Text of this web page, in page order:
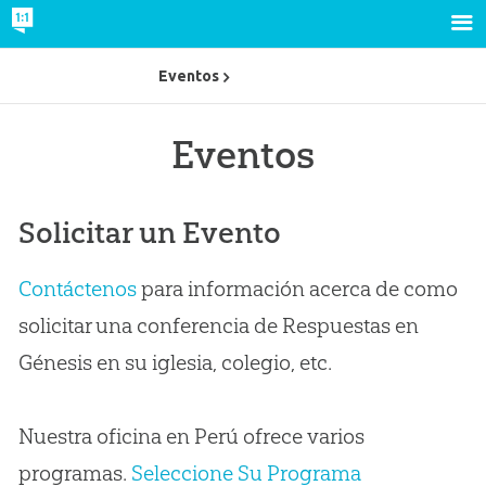
Eventos
Solicitar un Evento
Contáctenospara información acerca de como
solicitar una conferencia de Respuestas en
Génesis en su iglesia, colegio, etc.
Nuestra oficina en Perú ofrece varios
programas. Seleccione Su Programa
Eventos